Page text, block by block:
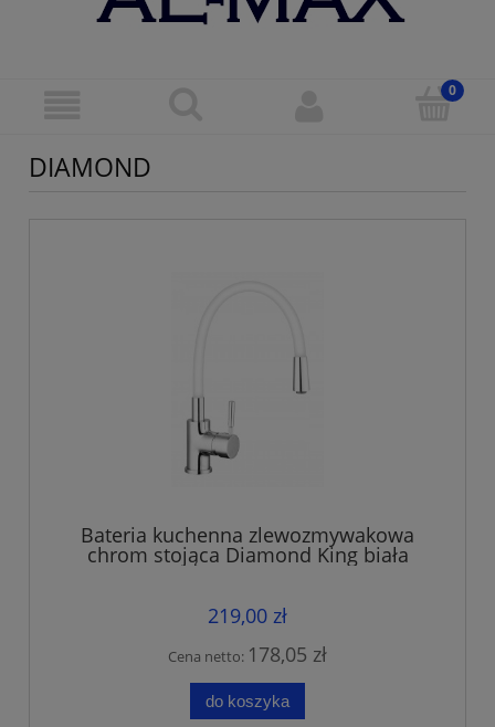
DIAMOND
Bateria kuchenna zlewozmywakowa
chrom stojąca Diamond King biała
219,00 zł
Cena netto: 178,05 zł
do koszyka